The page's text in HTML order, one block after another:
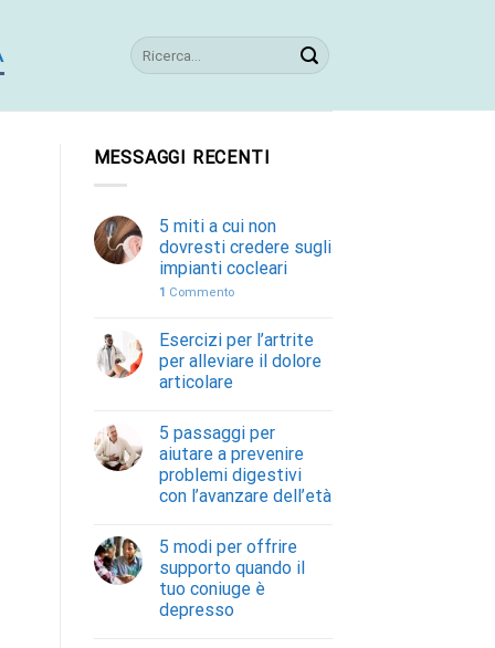
MESSAGGI RECENTI
5 miti a cui non
dovresti credere sugli
impianti cocleari
1 Commento
Esercizi per l’artrite
per alleviare il dolore
articolare
5 passaggi per
aiutare a prevenire
problemi digestivi
con l’avanzare dell’età
5 modi per offrire
supporto quando il
tuo coniuge è
depresso